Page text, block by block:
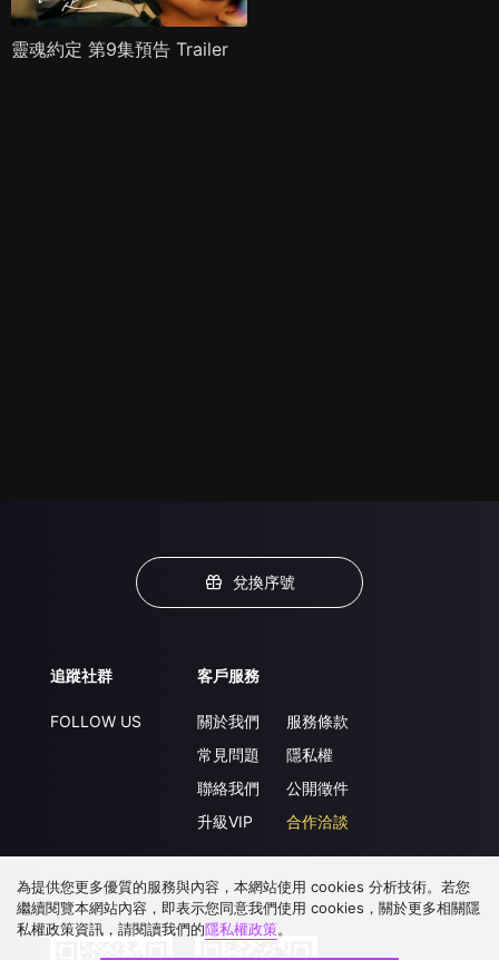
靈魂約定 第9集預告 Trailer
兌換序號
追蹤社群
FOLLOW US
客戶服務
關於我們
常見問題
聯絡我們
升級VIP
服務條款
隱私權
公開徵件
合作洽談
下載 APP
為提供您更多優質的服務與內容，本網站使用 cookies 分析技術。若您
繼續閱覽本網站內容，即表示您同意我們使用 cookies，關於更多相關隱
私權政策資訊，請閱讀我們的隱私權政策。